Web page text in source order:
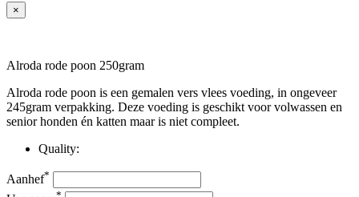
×
Alroda rode poon 250gram
Alroda rode poon is een gemalen vers vlees voeding, in ongeveer
245gram verpakking. Deze voeding is geschikt voor volwassen en
senior honden én katten maar is niet compleet.
Quality:
Aanhef*
*